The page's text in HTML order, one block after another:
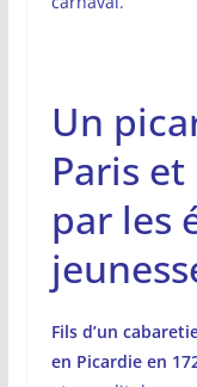
Un
Paris
par les
Fils d’un
en Picardie en